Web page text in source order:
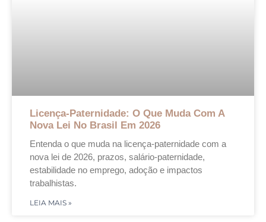
Licença-Paternidade: O Que Muda Com A
Nova Lei No Brasil Em 2026
Entenda o que muda na licença-paternidade com a
nova lei de 2026, prazos, salário-paternidade,
estabilidade no emprego, adoção e impactos
trabalhistas.
LEIA MAIS »